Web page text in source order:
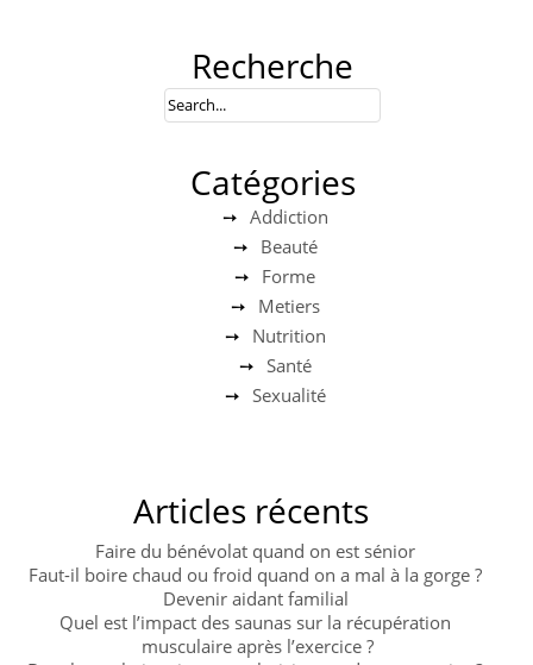
Recherche
Catégories
Addiction
Beauté
Forme
Metiers
Nutrition
Santé
Sexualité
Articles récents
Faire du bénévolat quand on est sénior
Faut-il boire chaud ou froid quand on a mal à la gorge ?
Devenir aidant familial
Quel est l’impact des saunas sur la récupération
musculaire après l’exercice ?